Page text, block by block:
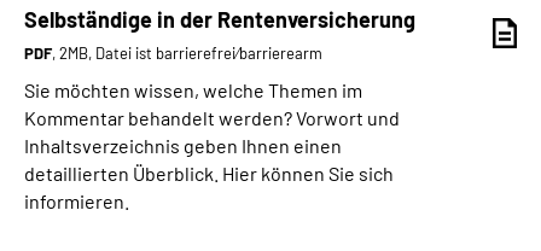
Selbständige in der Rentenversicherung
PDF, 2MB, Datei ist barrierefrei⁄barrierearm
Sie möchten wissen, welche Themen im
Kommentar behandelt werden? Vorwort und
Inhaltsverzeichnis geben Ihnen einen
detaillierten Überblick. Hier können Sie sich
informieren.